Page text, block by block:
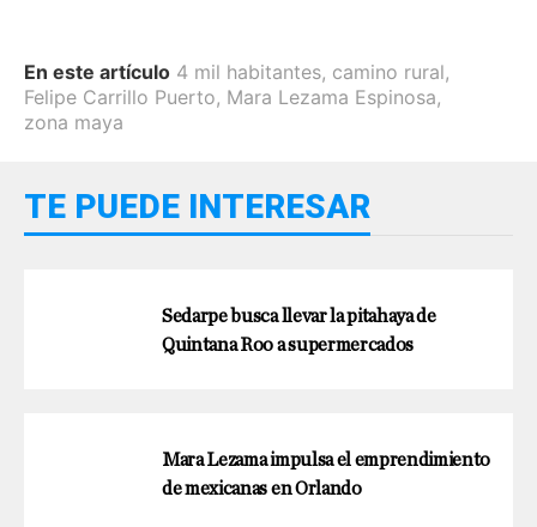
En este artículo 4 mil habitantes, camino rural,
Felipe Carrillo Puerto, Mara Lezama Espinosa,
zona maya
TE PUEDE INTERESAR
Sedarpe busca llevar la pitahaya de
Quintana Roo a supermercados
Mara Lezama impulsa el emprendimiento
de mexicanas en Orlando